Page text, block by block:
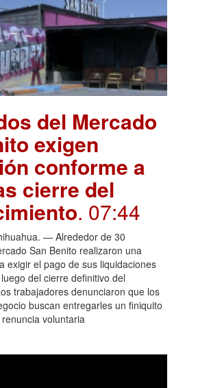
del Mercado
exigen
conforme a
cierre del
. 07:44
— Alrededor de 30
San Benito realizaron una
exigir el pago de sus liquidaciones
del cierre definitivo del
trabajadores denunciaron que los
buscan entregarles un finiquito
voluntaria